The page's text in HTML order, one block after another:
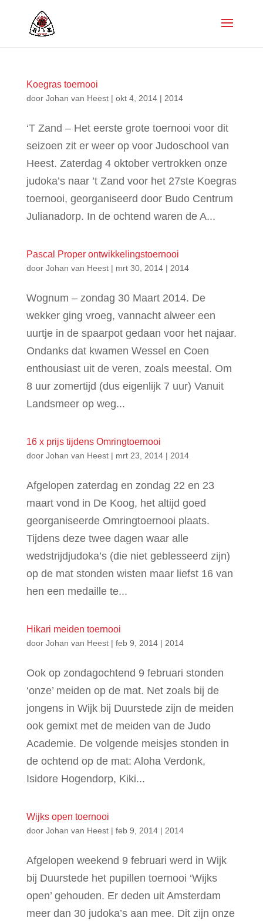
Koegras toernooi
door Johan van Heest| okt 4, 2014| 2014
‘T Zand – Het eerste grote toernooi voor dit
seizoen zit er weer op voor Judoschool van
Heest. Zaterdag 4 oktober vertrokken onze
judoka’s naar ’t Zand voor het 27ste Koegras
toernooi, georganiseerd door Budo Centrum
Julianadorp. In de ochtend waren de A...
Pascal Proper ontwikkelingstoernooi
door Johan van Heest| mrt 30, 2014| 2014
Wognum – zondag 30 Maart 2014. De
wekker ging vroeg, vannacht alweer een
uurtje in de spaarpot gedaan voor het najaar.
Ondanks dat kwamen Wessel en Coen
enthousiast uit de veren, zoals meestal. Om
8 uur zomertijd (dus eigenlijk 7 uur) Vanuit
Landsmeer op weg...
16 x prijs tijdens Omringtoernooi
door Johan van Heest| mrt 23, 2014| 2014
Afgelopen zaterdag en zondag 22 en 23
maart vond in De Koog, het altijd goed
georganiseerde Omringtoernooi plaats.
Tijdens deze twee dagen waar alle
wedstrijdjudoka’s (die niet geblesseerd zijn)
op de mat stonden wisten maar liefst 16 van
hen een medaille te...
Hikari meiden toernooi
door Johan van Heest| feb 9, 2014| 2014
Ook op zondagochtend 9 februari stonden
‘onze’ meiden op de mat. Net zoals bij de
jongens in Wijk bij Duurstede zijn de meiden
ook gemixt met de meiden van de Judo
Academie. De volgende meisjes stonden in
de ochtend op de mat: Aloha Verdonk,
Isidore Hogendorp, Kiki...
Wijks open toernooi
door Johan van Heest| feb 9, 2014| 2014
Afgelopen weekend 9 februari werd in Wijk
bij Duurstede het pupillen toernooi ‘Wijks
open’ gehouden. Er deden uit Amsterdam
meer dan 30 judoka’s aan mee. Dit zijn onze